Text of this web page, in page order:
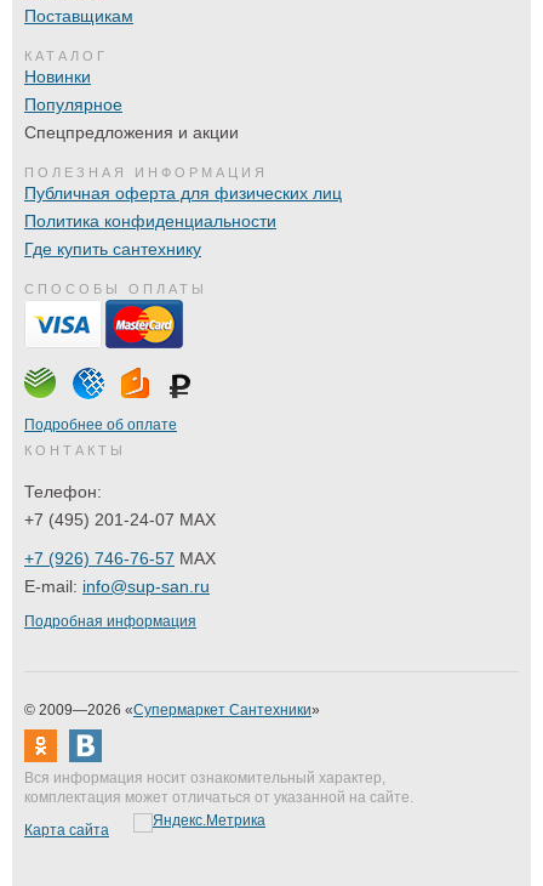
Поставщикам
КАТАЛОГ
Новинки
Популярное
Спецпредложения и акции
ПОЛЕЗНАЯ ИНФОРМАЦИЯ
Публичная оферта для физических лиц
Политика конфиденциальности
Где купить сантехнику
СПОСОБЫ ОПЛАТЫ
Подробнее об оплате
КОНТАКТЫ
Телефон:
+7 (495) 201-24-07 MAX
+7 (926) 746-76-57 MAX
E-mail: info@sup-san.ru
Подробная информация
© 2009—2026 «Супермаркет Сантехники»
Вся информация носит ознакомительный характер,
комплектация может отличаться от указанной на сайте.
Карта сайта